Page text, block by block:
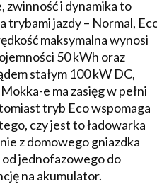
zwinność i dynamika to
trybami jazdy – Normal,
maksymalna wynosi
50 kWh oraz
stałym 100 kW DC,
e ma zasięg w pełni
tryb Eco wspomaga
czy jest to ładowarka
z domowego gniazdka
jednofazowego do
na akumulator.